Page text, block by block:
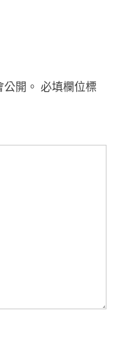
開。 必填欄位標